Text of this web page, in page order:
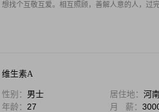
想找个互敬互爱。相互照顾，善解人意的人，过
维生素A
性别： 男士 居住地： 河
年龄： 27 月 薪：